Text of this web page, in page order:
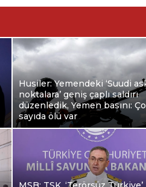
Husiler: Yemendeki ‘Suudi
noktalara’ geniş çaplı saldırı
düzenledik, Yemen basını:
sayıda ölü var